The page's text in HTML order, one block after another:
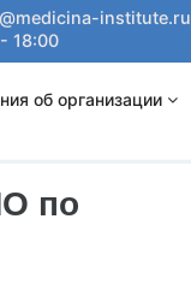
institute.ru
18:00
об организации
по